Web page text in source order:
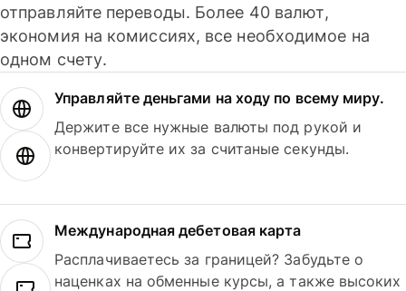
отправляйте переводы. Более 40 валют,
экономия на комиссиях, все необходимое на
одном счету.
Управляйте деньгами на ходу по всему миру.
Держите все нужные валюты под рукой и
конвертируйте их за считаные секунды.
Международная дебетовая карта
Расплачиваетесь за границей? Забудьте о
наценках на обменные курсы, а также высоких